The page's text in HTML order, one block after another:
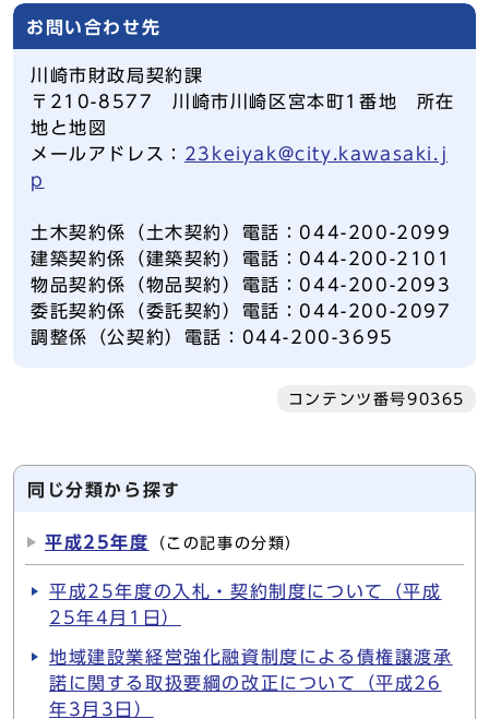
お問い合わせ先
川崎市財政局契約課
〒210-8577 川崎市川崎区宮本町1番地 所在
地と地図
メールアドレス： 23keiyak@city.kawasaki.j
p
土木契約係（土木契約）電話：044-200-2099
建築契約係（建築契約）電話：044-200-2101
物品契約係（物品契約）電話：044-200-2093
委託契約係（委託契約）電話：044-200-2097
調整係（公契約）電話：044-200-3695
コンテンツ番号90365
同じ分類から探す
平成25年度 （この記事の分類）
平成25年度の入札・契約制度について（平成
25年4月1日）
地域建設業経営強化融資制度による債権譲渡承
諾に関する取扱要綱の改正について（平成26
年3月3日）